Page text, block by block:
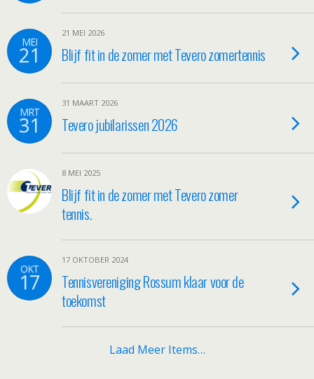
MEI
21
21 MEI 2026
Blijf fit in de zomer met Tevero zomertennis
MRT
31
31 MAART 2026
Tevero jubilarissen 2026
8 MEI 2025
Blijf fit in de zomer met Tevero zomer
tennis.
OKT
17
17 OKTOBER 2024
Tennisvereniging Rossum klaar voor de
toekomst
Laad Meer Items…